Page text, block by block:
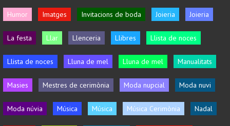
Humor Imatges Invitacions de boda Joieria Joieria
La festa Llar Llenceria Llibres Llista de noces
Llista de noces Lluna de mel Lluna de mel Manualitats
Masies Mestres de cerimònia Moda nupcial Moda nuvi
Moda núvia Música Música Música Cerimònia Nadal